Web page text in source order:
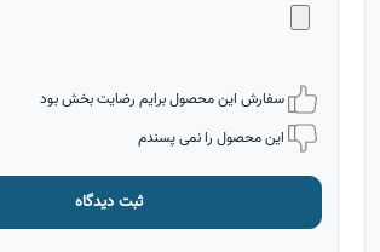
سفارش این محصول برایم رضایت بخش بود
این محصول را نمی پسندم
ثبت دیدگاه